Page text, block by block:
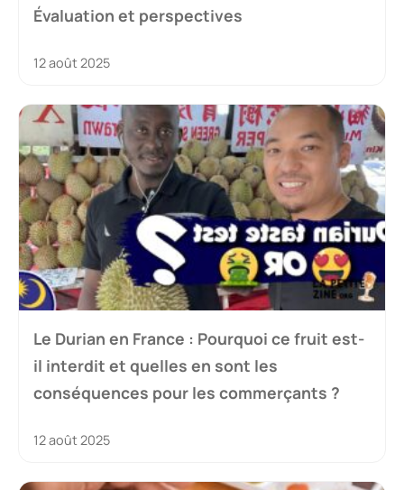
Évaluation et perspectives
12 août 2025
Le Durian en France : Pourquoi ce fruit est-
il interdit et quelles en sont les
conséquences pour les commerçants ?
12 août 2025